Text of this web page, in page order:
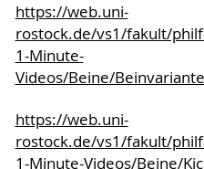
https://web.uni-
rostock.de/vs1/fakult/
1-Minute-
Videos/Beine/
https://web.uni-
rostock.de/vs1/fakult/
1-Minute-Videos/Beine/